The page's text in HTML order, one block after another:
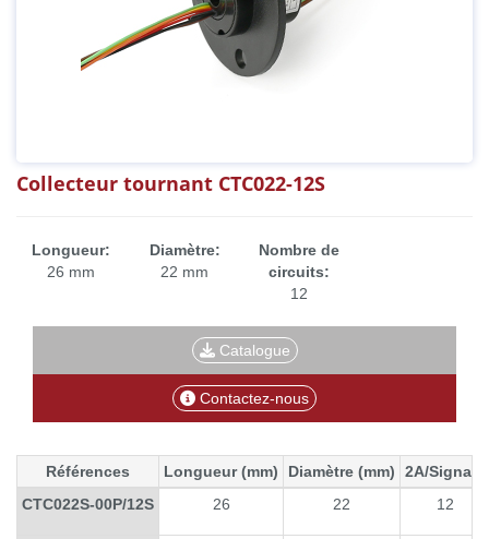
Collecteur tournant CTC022-12S
Longueur:
26 mm
Diamètre:
22 mm
Nombre de
circuits:
12
Catalogue
Contactez-nous
Références Longueur (mm) Diamètre (mm)
2A/Signals
CTC022S-00P/12S
26 22 12